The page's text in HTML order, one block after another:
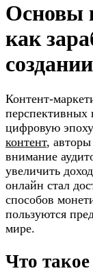
Основы
как
Контент-
перспективных
цифровую
контент,
внимание
увеличить
онлайн стал
способов
пользуются
мире.
Что